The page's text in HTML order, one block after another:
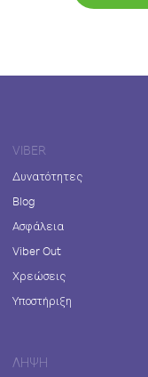
VIBER
Δυνατότητες
Blog
Ασφάλεια
Viber Out
Χρεώσεις
Υποστήριξη
ΛΉΨΗ